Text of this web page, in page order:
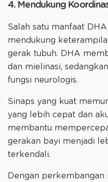
4. Mendukung
Salah satu manfaat
mendukung
gerak tubuh. DHA
dan mielinasi,
fungsi neurologis.
Sinaps yang kuat
yang lebih cepat dan
membantu
gerakan bayi menjadi
terkendali.
Dengan perkembangan